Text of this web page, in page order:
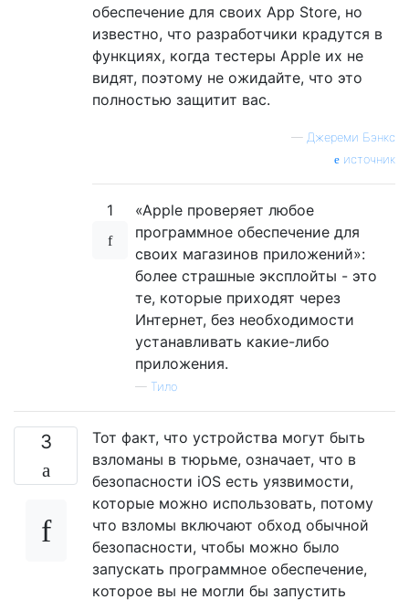
обеспечение для своих App Store, но
известно, что разработчики крадутся в
функциях, когда тестеры Apple их не
видят, поэтому не ожидайте, что это
полностью защитит вас.
— Джереми Бэнкс
источник
1
«Apple проверяет любое
программное обеспечение для
своих магазинов приложений»:
более страшные эксплойты - это
те, которые приходят через
Интернет, без необходимости
устанавливать какие-либо
приложения.
— Тило
3
Тот факт, что устройства могут быть
взломаны в тюрьме, означает, что в
безопасности iOS есть уязвимости,
которые можно использовать, потому
что взломы включают обход обычной
безопасности, чтобы можно было
запускать программное обеспечение,
которое вы не могли бы запустить